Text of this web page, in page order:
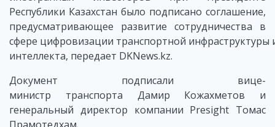
Республики Казахстан было подписано соглашение,
предусматривающее развитие сотрудничества в
сфере цифровизации транспортной инфраструктуры
интеллекта, передает DKNews.kz.
Документ подписали вице-
министр транспорта Дамир Кожахметов и
генеральный директор компании Presight Томас